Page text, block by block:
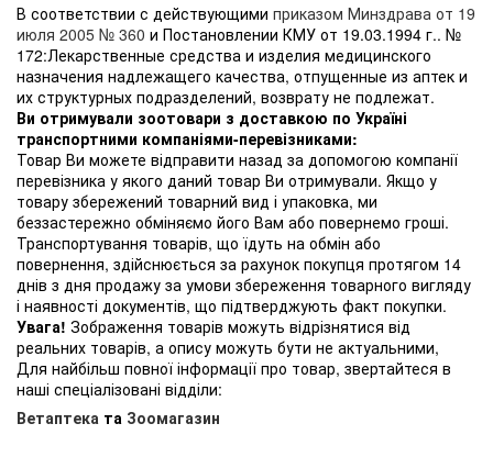
В соответствии с действующими приказом Минздрава от 19
июля 2005 № 360 и Постановлении КМУ от 19.03.1994 г.. №
172:Лекарственные средства и изделия медицинского
назначения надлежащего качества, отпущенные из аптек и
их структурных подразделений, возврату не подлежат.
Ви отримували зоотовари з доставкою по Україні
транспортними компаніями-перевізниками:
Товар Ви можете відправити назад за допомогою компанії
перевізника у якого даний товар Ви отримували. Якщо у
товару збережений товарний вид і упаковка, ми
беззастережно обміняємо його Вам або повернемо гроші.
Транспортування товарів, що їдуть на обмін або
повернення, здійснюється за рахунок покупця протягом 14
днів з дня продажу за умови збереження товарного вигляду
і наявності документів, що підтверджують факт покупки.
Увага! Зображення товарів можуть відрізнятися від
реальних товарів, а опису можуть бути не актуальними,
Для найбільш повної інформації про товар, звертайтеся в
наші спеціалізовані відділи:
Ветаптека та Зоомагазин